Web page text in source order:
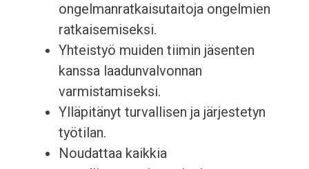
ongelmanratkaisutaitoja ongelmien
ratkaisemiseksi.
Yhteistyö muiden tiimin jäsenten
kanssa laadunvalvonnan
varmistamiseksi.
Ylläpitänyt turvallisen ja järjestetyn
työtilan.
Noudattaa kaikkia